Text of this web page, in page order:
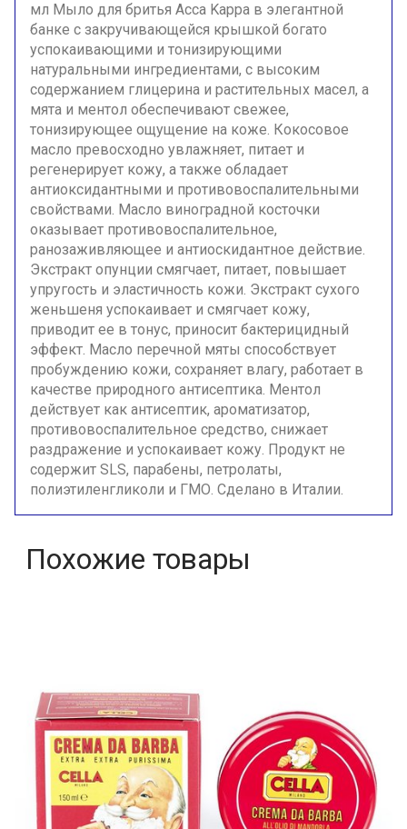
мл Мыло для бритья Acca Kappa в элегантной
банке с закручивающейся крышкой богато
успокаивающими и тонизирующими
натуральными ингредиентами, с высоким
содержанием глицерина и растительных масел, а
мята и ментол обеспечивают свежее,
тонизирующее ощущение на коже. Кокосовое
масло превосходно увлажняет, питает и
регенерирует кожу, а также обладает
антиоксидантными и противовоспалительными
свойствами. Масло виноградной косточки
оказывает противовоспалительное,
ранозаживляющее и антиоскидантное действие.
Экстракт опунции смягчает, питает, повышает
упругость и эластичность кожи. Экстракт сухого
женьшеня успокаивает и смягчает кожу,
приводит ее в тонус, приносит бактерицидный
эффект. Масло перечной мяты способствует
пробуждению кожи, сохраняет влагу, работает в
качестве природного антисептика. Ментол
действует как антисептик, ароматизатор,
противовоспалительное средство, снижает
раздражение и успокаивает кожу. Продукт не
содержит SLS, парабены, петролаты,
полиэтиленгликоли и ГМО. Сделано в Италии.
Похожие товары